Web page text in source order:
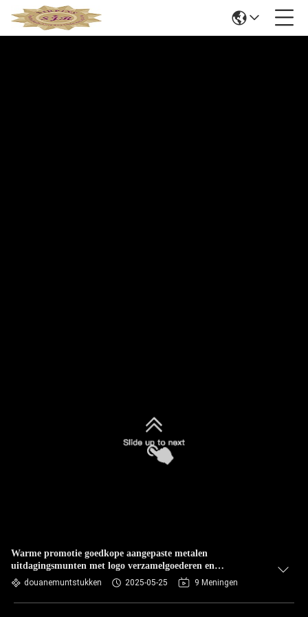
Warme promotie goedkope aangepaste metalen
uitdagingsmunten met logo verzamelgoederen en
souvenirmunten
douanemuntstukken 2025-05-25 9 Meningen